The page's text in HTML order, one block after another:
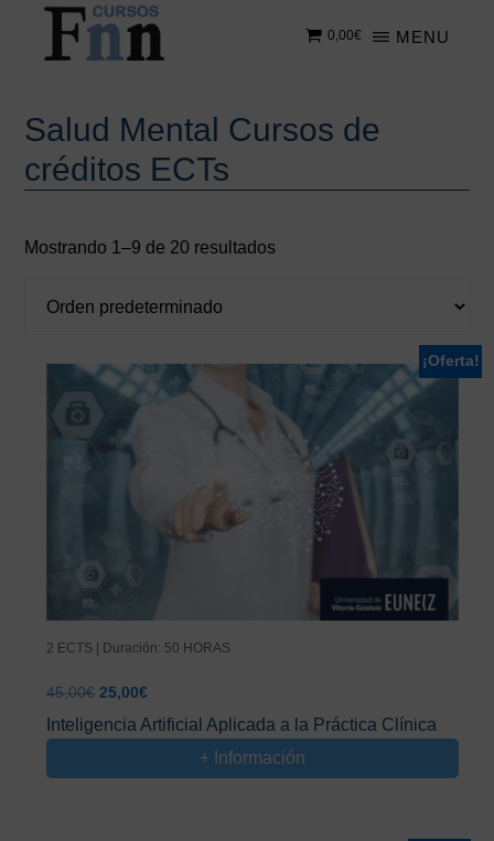
Saltar
contenido
Saltar
lateral
principal
cursos
online
MENU
0,00€
Salud Mental Cursos de
créditos ECTs
Mostrando 1–9 de 20 resultados
¡Oferta!
2 ECTS | Duración: 50 HORAS
45,00€ El
precio
original
45,00€.
25,00€El
precio
actual
25,00€.
Inteligencia Artificial Aplicada a la Práctica Clínica
+ Información
Barra
lateral